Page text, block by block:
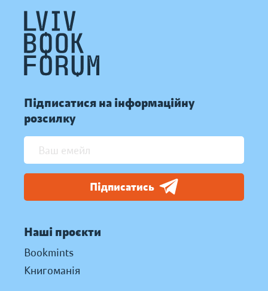
Підписатися на інформаційну
розсилку
Підписатись
Наші проєкти
Bookmints
Книгоманія